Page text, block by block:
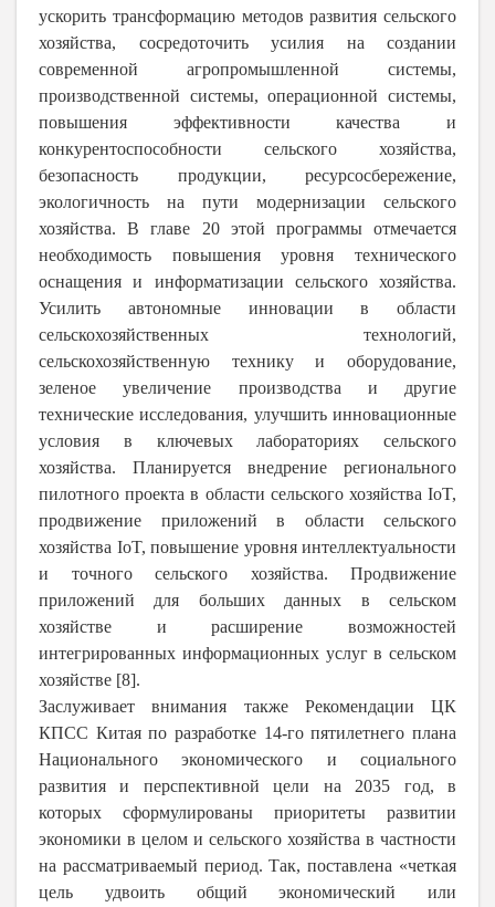
ускорить трансформацию методов развития сельского
хозяйства, сосредоточить усилия на создании
современной агропромышленной системы,
производственной системы, операционной системы,
повышения эффективности качества и
конкурентоспособности сельского хозяйства,
безопасность продукции, ресурсосбережение,
экологичность на пути модернизации сельского
хозяйства. В главе 20 этой программы отмечается
необходимость повышения уровня технического
оснащения и информатизации сельского хозяйства.
Усилить автономные инновации в области
сельскохозяйственных технологий,
сельскохозяйственную технику и оборудование,
зеленое увеличение производства и другие
технические исследования, улучшить инновационные
условия в ключевых лабораториях сельского
хозяйства. Планируется внедрение регионального
пилотного проекта в области сельского хозяйства IoT,
продвижение приложений в области сельского
хозяйства IoT, повышение уровня интеллектуальности
и точного сельского хозяйства. Продвижение
приложений для больших данных в сельском
хозяйстве и расширение возможностей
интегрированных информационных услуг в сельском
хозяйстве [8].
Заслуживает внимания также Рекомендации ЦК
КПСС Китая по разработке 14-го пятилетнего плана
Национального экономического и социального
развития и перспективной цели на 2035 год, в
которых сформулированы приоритеты развитии
экономики в целом и сельского хозяйства в частности
на рассматриваемый период. Так, поставлена «четкая
цель удвоить общий экономический или